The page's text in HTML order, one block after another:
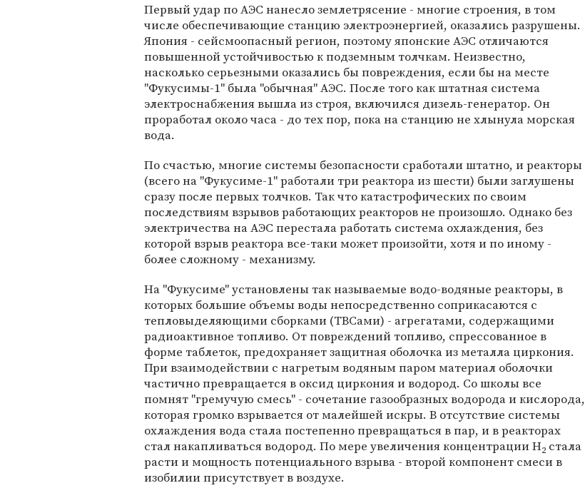
Первый удар по АЭС нанесло землетрясение - многие строения, в том
числе обеспечивающие станцию электроэнергией, оказались разрушены.
Япония - сейсмоопасный регион, поэтому японские АЭС отличаются
повышенной устойчивостью к подземным толчкам. Неизвестно,
насколько серьезными оказались бы повреждения, если бы на месте
"Фукусимы-1" была "обычная" АЭС. После того как штатная система
электроснабжения вышла из строя, включился дизель-генератор. Он
проработал около часа - до тех пор, пока на станцию не хлынула морская
вода.
По счастью, многие системы безопасности сработали штатно, и реакторы
(всего на "Фукусиме-1" работали три реактора из шести) были заглушены
сразу после первых толчков. Так что катастрофических по своим
последствиям взрывов работающих реакторов не произошло. Однако без
электричества на АЭС перестала работать система охлаждения, без
которой взрыв реактора все-таки может произойти, хотя и по иному -
более сложному - механизму.
На "Фукусиме" установлены так называемые водо-водяные реакторы, в
которых большие объемы воды непосредственно соприкасаются с
тепловыделяющими сборками (ТВСами) - агрегатами, содержащими
радиоактивное топливо. От повреждений топливо, спрессованное в
форме таблеток, предохраняет защитная оболочка из металла циркония.
При взаимодействии с нагретым водяным паром материал оболочки
частично превращается в оксид циркония и водород. Со школы все
помнят "гремучую смесь" - сочетание газообразных водорода и кислорода,
которая громко взрывается от малейшей искры. В отсутствие системы
охлаждения вода стала постепенно превращаться в пар, и в реакторах
стал накапливаться водород. По мере увеличения концентрации H2 стала
расти и мощность потенциального взрыва - второй компонент смеси в
изобилии присутствует в воздухе.